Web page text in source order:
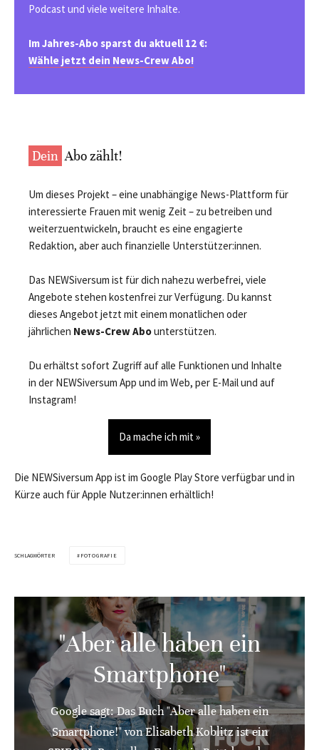
Podcast und viele weitere Inhalte.
Im Jahres-Abo sparst du aktuell 12 €:
Wähle jetzt dein News-Crew Abo!
Dein Abo zählt!
Um dieses Projekt – eine unabhängige News-Plattform für
interessierte Frauen mit wenig Zeit – zu betreiben und
weiterzuentwickeln, braucht es eine engagierte
Redaktion, aber auch finanzielle Unterstützer:innen.
Das NEWSiversum ist für dich nahezu werbefrei, viele
Angebote stehen kostenfrei zur Verfügung. Du kannst
dieses Angebot jetzt mit einem monatlichen oder
jährlichen News-Crew Abounterstützen.
Du erhältst sofort Zugriff auf alle Funktionen und Inhalte
in der NEWSiversum App und im Web, per E-Mail und auf
Instagram!
Da mache ich mit »
Die NEWSiversum App ist im Google Play Store verfügbar und in
Kürze auch für Apple Nutzer:innen erhältlich!
SCHLAGWÖRTER FOTOGRAFIE
"Aber alle haben ein
Smartphone"
Google sagt: Das Buch "Aber alle haben ein
Smartphone!" von Elisabeth Koblitz ist ein